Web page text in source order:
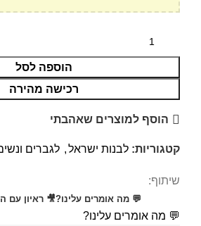
הוספה לסל
רכישה מהירה
הוסף למוצרים שאהבתי
קטגוריות: לבנות ישראל, לגברים
שיתוף:
💬 מה אומרים עלינו?🎥 ראיון עם
💬 מה אומרים עלינו?